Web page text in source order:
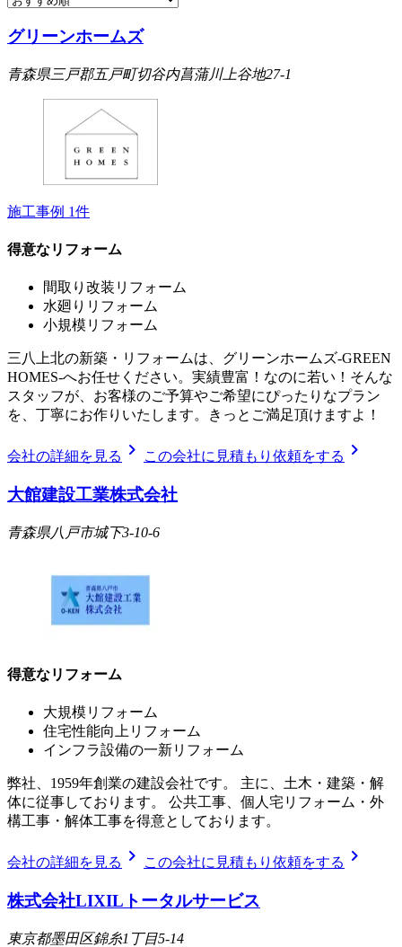
グリーンホームズ
青森県三戸郡五戸町切谷内菖蒲川上谷地27-1
施工事例 1件
得意なリフォーム
間取り改装リフォーム
水廻りリフォーム
小規模リフォーム
三八上北の新築・リフォームは、グリーンホームズ‐GREEN
HOMES‐へお任せください。実績豊富！なのに若い！そんな
スタッフが、お客様のご予算やご希望にぴったりなプラン
を、丁寧にお作りいたします。きっとご満足頂けますよ！
会社の詳細を見る chevron_right この会社に見積もり依頼をする chevron_right
大館建設工業株式会社
青森県八戸市城下3-10-6
得意なリフォーム
大規模リフォーム
住宅性能向上リフォーム
インフラ設備の一新リフォーム
弊社、1959年創業の建設会社です。 主に、土木・建築・解
体に従事しております。 公共工事、個人宅リフォーム・外
構工事・解体工事を得意としております。
会社の詳細を見る chevron_right この会社に見積もり依頼をする chevron_right
株式会社LIXILトータルサービス
東京都墨田区錦糸1丁目5-14